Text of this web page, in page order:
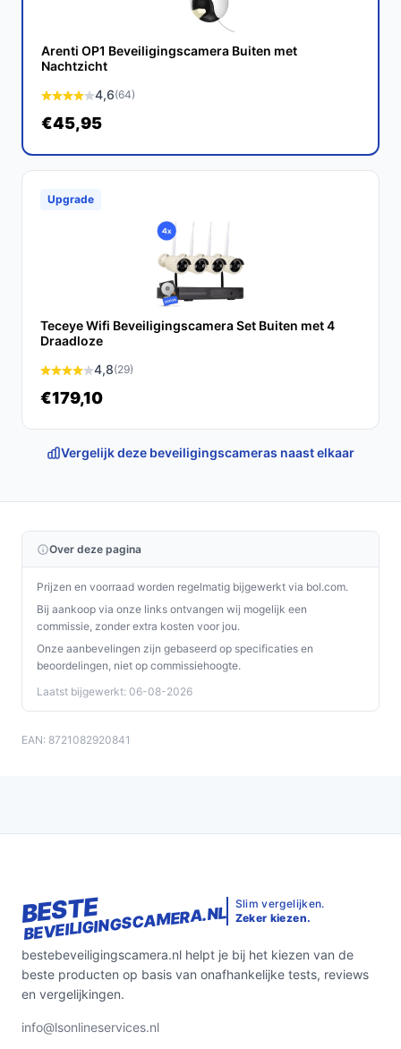
uitstekende beeldkwaliteit, nachtzicht en een handige
app is deze camera een waardevolle investering in jouw
veiligheid.
Ontdek alle specificaties en vergelijk prijzen op
bestebeveiligingscamera.nl. Kies bewust wat perfect
past bij jouw behoeften!
Arenti OP1 Beveiligingscamera Buiten met
Nachtzicht
4,6(64)
€45,95
Upgrade
Teceye Wifi Beveiligingscamera Set Buiten met 4
Draadloze
4,8(29)
€179,10
Vergelijk deze beveiligingscameras naast elkaar
Over deze pagina
Prijzen en voorraad worden regelmatig bijgewerkt via bol.com.
Bij aankoop via onze links ontvangen wij mogelijk een
commissie, zonder extra kosten voor jou.
Onze aanbevelingen zijn gebaseerd op specificaties en
beoordelingen, niet op commissiehoogte.
Laatst bijgewerkt: 06-08-2026
EAN: 8721082920841
BESTE
BEVEILIGINGSCAMERA.NL Slim vergelijken.
Zeker kiezen.
bestebeveiligingscamera.nl helpt je bij het kiezen van de
beste producten op basis van onafhankelijke tests, reviews
en vergelijkingen.
info@lsonlineservices.nl